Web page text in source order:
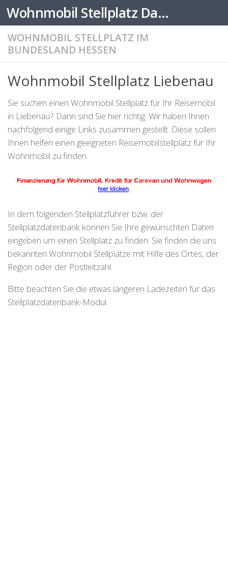
Zum Inhalt springen Wohnmobil Stellplatz Datenbank
WOHNMOBIL STELLPLATZ IM
BUNDESLAND HESSEN
Wohnmobil Stellplatz Liebenau
Sie suchen einen Wohnmobil Stellplatz für Ihr Reisemobil
in Liebenau? Dann sind Sie hier richtig. Wir haben Ihnen
nachfolgend einige Links zusammen gestellt. Diese sollen
Ihnen helfen einen geeigneten Reisemobilstellplatz für Ihr
Wohnmobil zu finden.
In dem folgenden Stellplatzführer bzw. der
Stellplatzdatenbank können Sie Ihre gewünschten Daten
eingeben um einen Stellplatz zu finden. Sie finden die uns
bekannten Wohnmobil Stellplätze mit Hilfe des Ortes, der
Region oder der Postleitzahl.
Bitte beachten Sie die etwas längeren Ladezeiten für das
Stellplatzdatenbank-Modul.